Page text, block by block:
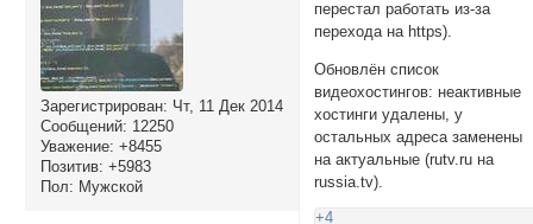
Зарегистрирован: Чт, 11 Дек 2014
Сообщений: 12250
Уважение: +8455
Позитив: +5983
Пол: Мужской
перестал работать из-за
перехода на https).
Обновлён список
видеохостингов: неактивные
хостинги удалены, у
остальных адреса заменены
на актуальные (rutv.ru на
russia.tv).
+4